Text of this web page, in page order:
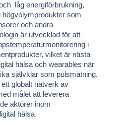
låg energiförbrukning,
högvolymprodukter som
och andra
är utvecklad för att
i
vilket är nästa
hälsa och wearables när
självklar som pulsmätning.
globalt nätverk av
målet att leverera
aktörer inom
hälsa.